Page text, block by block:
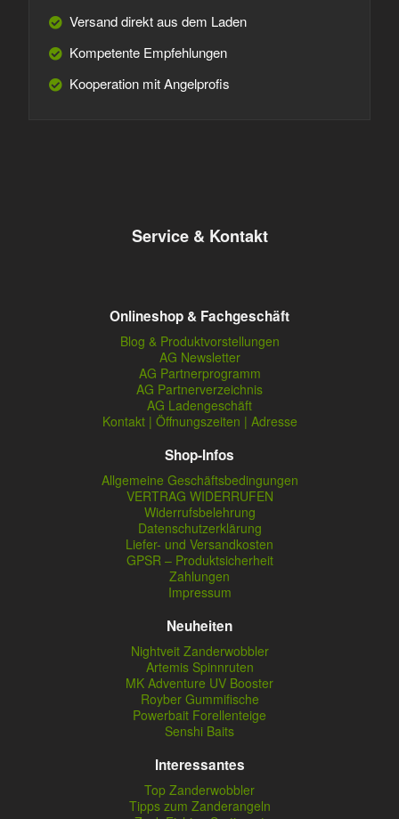
Versand direkt aus dem Laden
Kompetente Empfehlungen
Kooperation mit Angelprofis
Service & Kontakt
Onlineshop & Fachgeschäft
Blog & Produktvorstellungen
AG Newsletter
AG Partnerprogramm
AG Partnerverzeichnis
AG Ladengeschäft
Kontakt | Öffnungszeiten | Adresse
Shop-Infos
Allgemeine Geschäftsbedingungen
VERTRAG WIDERRUFEN
Widerrufsbelehrung
Datenschutzerklärung
Liefer- und Versandkosten
GPSR – Produktsicherheit
Zahlungen
Impressum
Neuheiten
Nightveit Zanderwobbler
Artemis Spinnruten
MK Adventure UV Booster
Royber Gummifische
Powerbait Forellenteige
Senshi Baits
Interessantes
Top Zanderwobbler
Tipps zum Zanderangeln